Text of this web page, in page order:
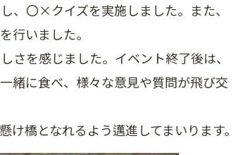
、〇×クイズを実施しました。また、
行いました。
を感じました。イベント終了後は、
緒に食べ、様々な意見や質問が飛び交
橋となれるよう邁進してまいります。